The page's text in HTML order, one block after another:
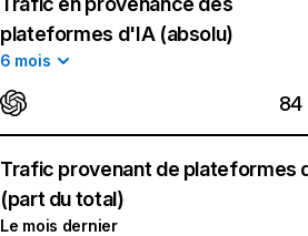
plateformes d'IA (absolu)
6 mois
84
Trafic provenant de plateformes
(part du total)
Le mois dernier